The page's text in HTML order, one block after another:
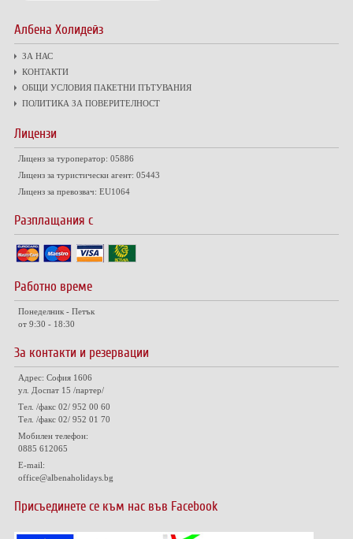
Албена Холидейз
ЗА НАС
КОНТАКТИ
ОБЩИ УСЛОВИЯ ПАКЕТНИ ПЪТУВАНИЯ
ПОЛИТИКА ЗА ПОВЕРИТЕЛНОСТ
Лицензи
Лиценз за туроператор: 05886
Лиценз за туристически агент: 05443
Лиценз за превозвач: EU1064
Разплащания с
Работно време
Понеделник - Петък
от 9:30 - 18:30
За контакти и резервации
Адрес: София 1606
ул. Доспат 15 /партер/
Тел. /факс 02/ 952 00 60
Тел. /факс 02/ 952 01 70
Мобилен телефон:
0885 612065
E-mail:
office@albenaholidays.bg
Присъединете се към нас във Facebook